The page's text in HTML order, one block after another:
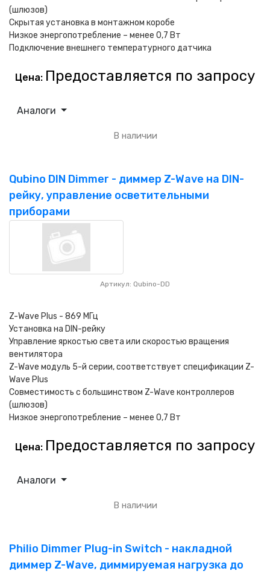
(шлюзов)
Скрытая установка в монтажном коробе
Низкое энергопотребление – менее 0,7 Вт
Подключение внешнего температурного датчика
Цена: Предоставляется по запросу
Аналоги
В наличии
Qubino DIN Dimmer - диммер Z-Wave на DIN-
рейку, управление осветительными
приборами
Артикул: Qubino-DD
Z-Wave Plus - 869 MГц
Установка на DIN-рейку
Управление яркостью света или скоростью вращения
вентилятора
Z-Wave модуль 5-й серии, соответствует спецификации Z-
Wave Plus
Совместимость с большинством Z-Wave контроллеров
(шлюзов)
Низкое энергопотребление – менее 0,7 Вт
Цена: Предоставляется по запросу
Аналоги
В наличии
Philio Dimmer Plug-in Switch - накладной
диммер Z-Wave, диммируемая нагрузка до